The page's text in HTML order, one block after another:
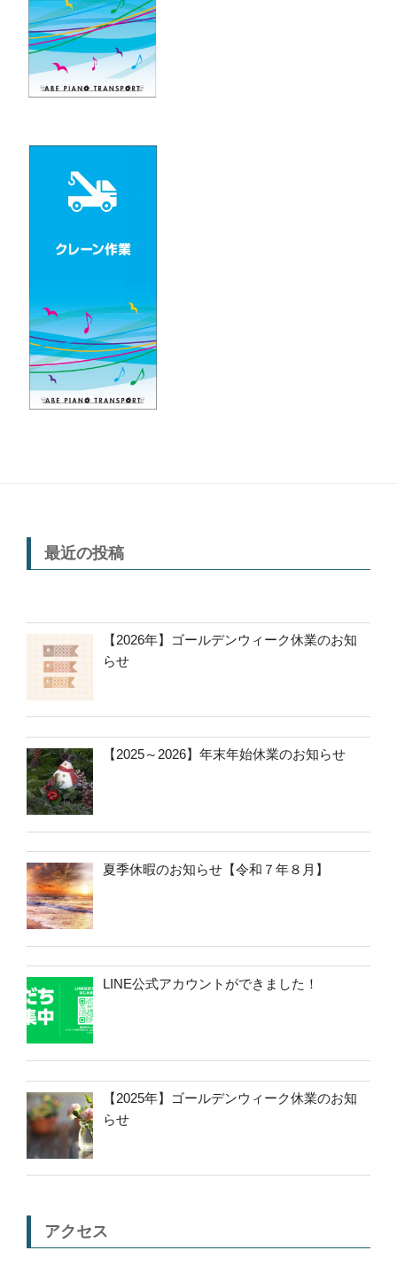
最近の投稿
【2026年】ゴールデンウィーク休業のお知
らせ
【2025～2026】年末年始休業のお知らせ
夏季休暇のお知らせ【令和７年８月】
LINE公式アカウントができました！
【2025年】ゴールデンウィーク休業のお知
らせ
アクセス